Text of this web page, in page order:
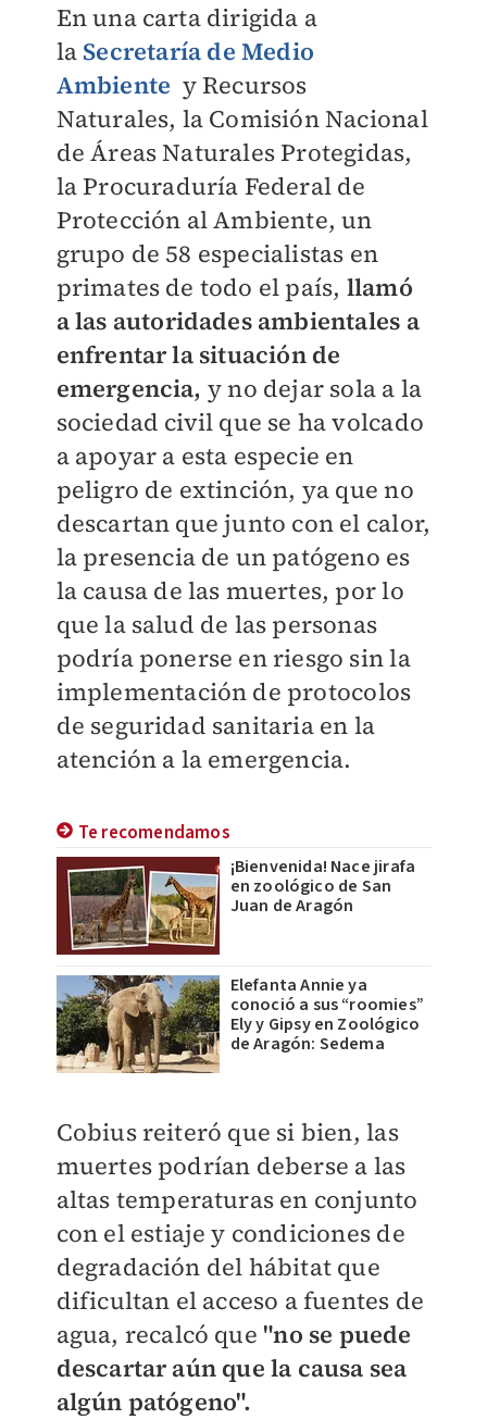
En una carta dirigida a
la Secretaría de Medio
Ambiente y Recursos
Naturales, la Comisión Nacional
de Áreas Naturales Protegidas,
la Procuraduría Federal de
Protección al Ambiente, un
grupo de 58 especialistas en
primates de todo el país, llamó
a las autoridades ambientales a
enfrentar la situación de
emergencia, y no dejar sola a la
sociedad civil que se ha volcado
a apoyar a esta especie en
peligro de extinción, ya que no
descartan que junto con el calor,
la presencia de un patógeno es
la causa de las muertes, por lo
que la salud de las personas
podría ponerse en riesgo sin la
implementación de protocolos
de seguridad sanitaria en la
atención a la emergencia.
Te recomendamos
¡Bienvenida! Nace jirafa
en zoológico de San
Juan de Aragón
Elefanta Annie ya
conoció a sus “roomies”
Ely y Gipsy en Zoológico
de Aragón: Sedema
Cobius reiteró que si bien, las
muertes podrían deberse a las
altas temperaturas en conjunto
con el estiaje y condiciones de
degradación del hábitat que
dificultan el acceso a fuentes de
agua, recalcó que"no se puede
descartar aún que la causa sea
algún patógeno".